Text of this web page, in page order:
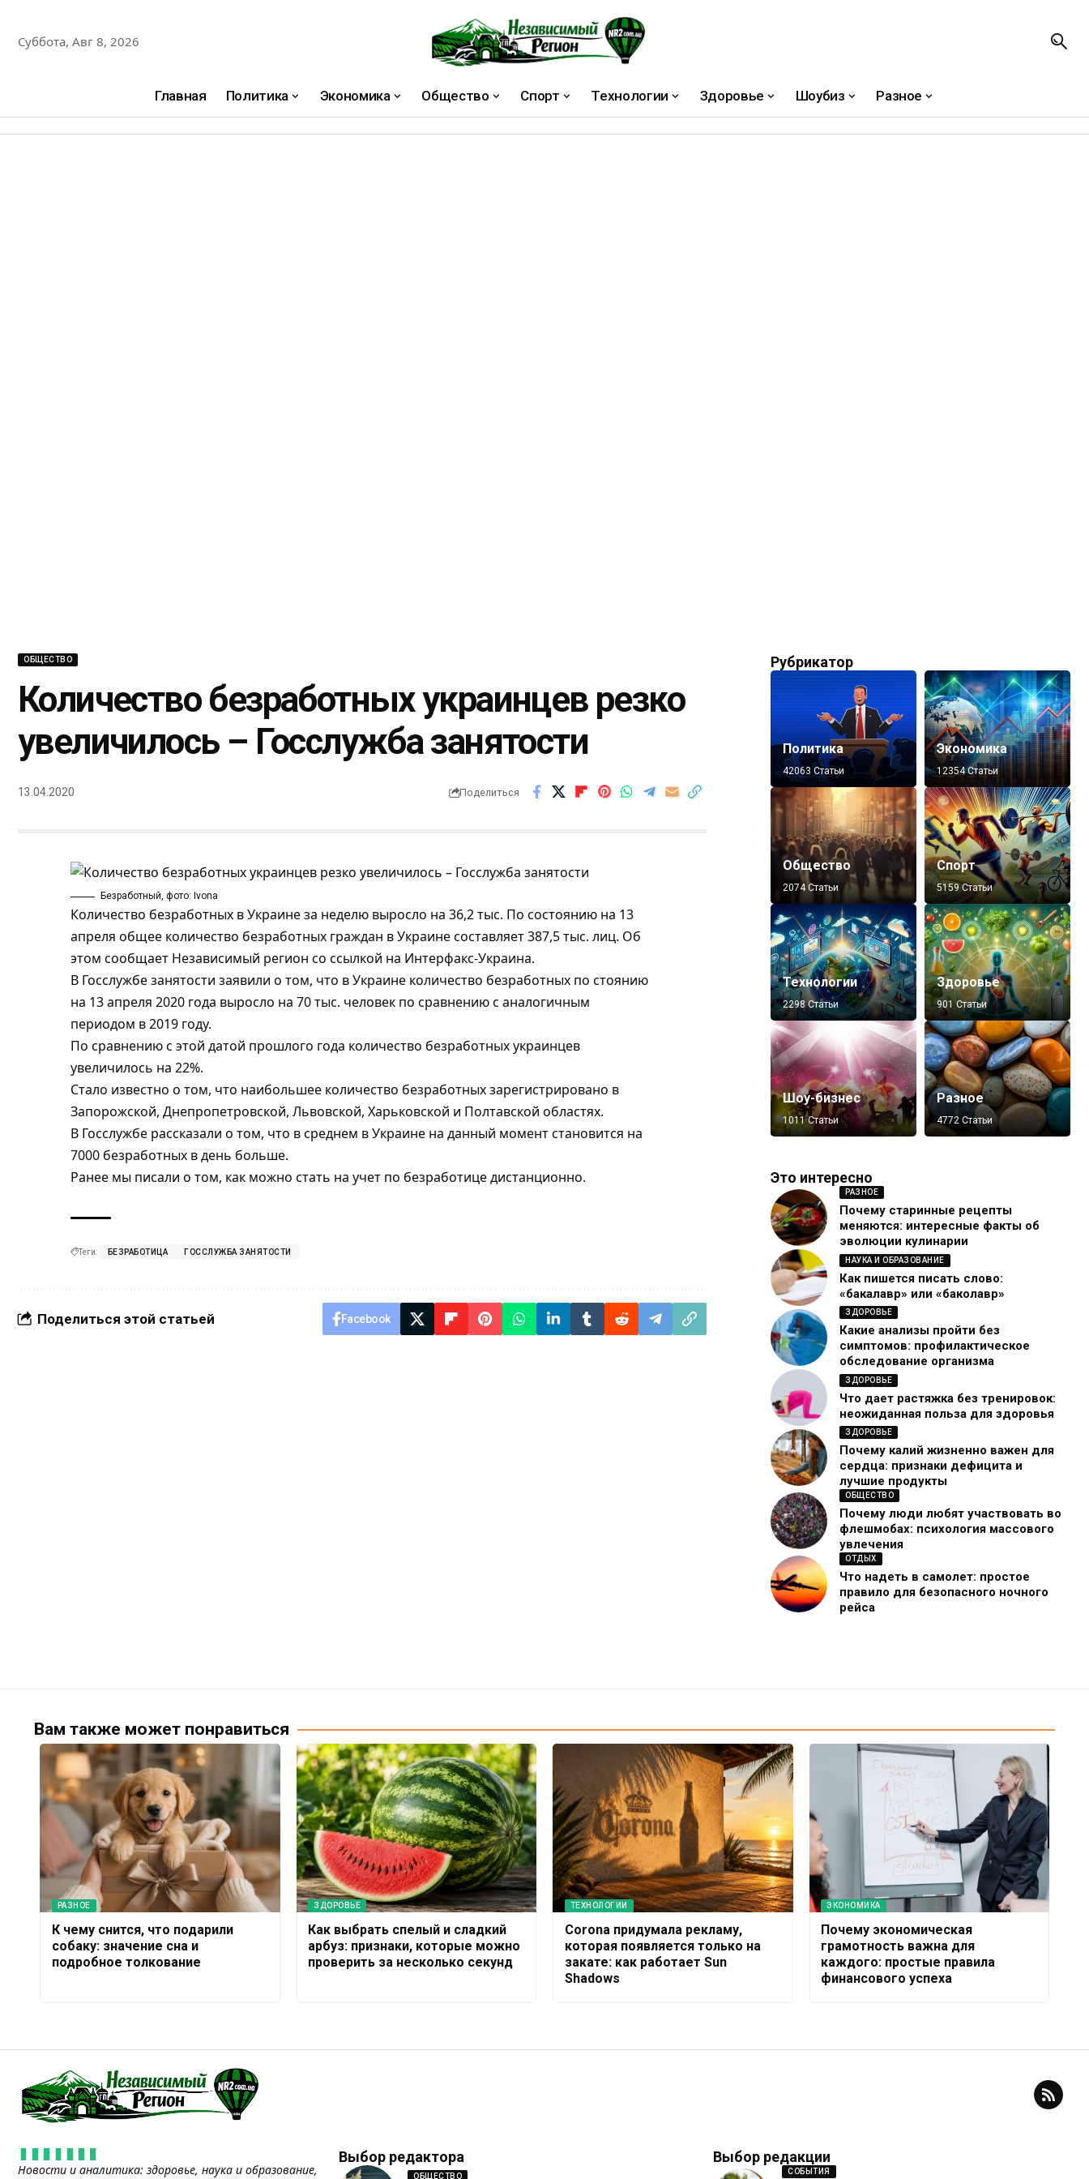
Суббота, Авг 8, 2026
Главная Политика Экономика Общество Спорт Технологии Здоровье Шоубиз Разное
ОБЩЕСТВО
Количество безработных украинцев резко
увеличилось – Госслужба занятости
13.04.2020 Поделиться
Безработный, фото: Ivona
Количество безработных в Украине за неделю выросло на 36,2 тыс. По состоянию на 13
апреля общее количество безработных граждан в Украине составляет 387,5 тыс. лиц. Об
этом сообщает Независимый регион со ссылкой на Интерфакс-Украина.
В Госслужбе занятости заявили о том, что в Украине количество безработных по стоянию
на 13 апреля 2020 года выросло на 70 тыс. человек по сравнению с аналогичным
периодом в 2019 году.
По сравнению с этой датой прошлого года количество безработных украинцев
увеличилось на 22%.
Стало известно о том, что наибольшее количество безработных зарегистрировано в
Запорожской, Днепропетровской, Львовской, Харьковской и Полтавской областях.
В Госслужбе рассказали о том, что в среднем в Украине на данный момент становится на
7000 безработных в день больше.
Ранее мы писали о том, как можно стать на учет по безработице дистанционно.
Теги: БЕЗРАБОТИЦА ГОССЛУЖБА ЗАНЯТОСТИ
Поделиться этой статьей Facebook
Рубрикатор
Политика
42063 Статьи
Экономика
12354 Статьи
Общество
2074 Статьи
Спорт
5159 Статьи
Технологии
2298 Статьи
Здоровье
901 Статьи
Шоу-бизнес
1011 Статьи
Разное
4772 Статьи
Это интересно
РАЗНОЕ
Почему старинные рецепты
меняются: интересные факты об
эволюции кулинарии
НАУКА И ОБРАЗОВАНИЕ
Как пишется писать слово:
«бакалавр» или «баколавр»
ЗДОРОВЬЕ
Какие анализы пройти без
симптомов: профилактическое
обследование организма
ЗДОРОВЬЕ
Что дает растяжка без тренировок:
неожиданная польза для здоровья
ЗДОРОВЬЕ
Почему калий жизненно важен для
сердца: признаки дефицита и
лучшие продукты
ОБЩЕСТВО
Почему люди любят участвовать во
флешмобах: психология массового
увлечения
ОТДЫХ
Что надеть в самолет: простое
правило для безопасного ночного
рейса
Вам также может понравиться
РАЗНОЕ
К чему снится, что подарили
собаку: значение сна и
подробное толкование
ЗДОРОВЬЕ
Как выбрать спелый и сладкий
арбуз: признаки, которые можно
проверить за несколько секунд
ТЕХНОЛОГИИ
Corona придумала рекламу,
которая появляется только на
закате: как работает Sun
Shadows
ЭКОНОМИКА
Почему экономическая
грамотность важна для
каждого: простые правила
финансового успеха
Новости и аналитика: здоровье, наука и образование,
Выбор редактора
ОБЩЕСТВО
Выбор редакции
СОБЫТИЯ